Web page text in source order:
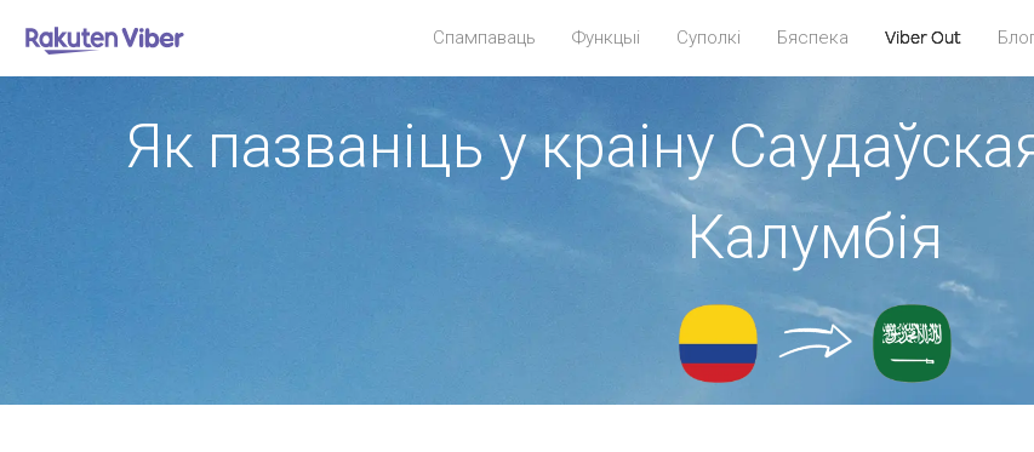
Спампаваць Функцыі Суполкі Бяспека Viber Out
Як пазваніць у краіну
Калумбія